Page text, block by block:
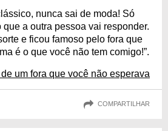
nunca sai de moda! Só
a outra pessoa vai responder.
e ficou famoso pelo fora que
é o que você não tem comigo!”.
um fora que você não esperava
COMPARTILHAR